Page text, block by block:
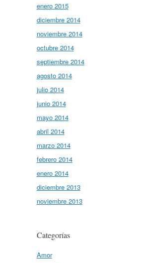
enero 2015
diciembre 2014
noviembre 2014
octubre 2014
septiembre 2014
agosto 2014
julio 2014
junio 2014
mayo 2014
abril 2014
marzo 2014
febrero 2014
enero 2014
diciembre 2013
noviembre 2013
Categorías
Amor